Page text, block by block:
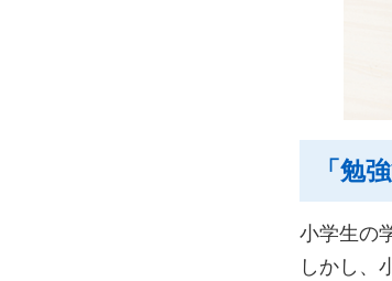
「勉
小学生の
しかし、